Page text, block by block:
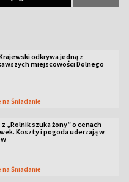
odkrywa jedną z
miejscowości Dolnego
na Śniadanie
z „Rolnik szuka żony” o cenach
Koszty i pogoda uderzają w
na Śniadanie